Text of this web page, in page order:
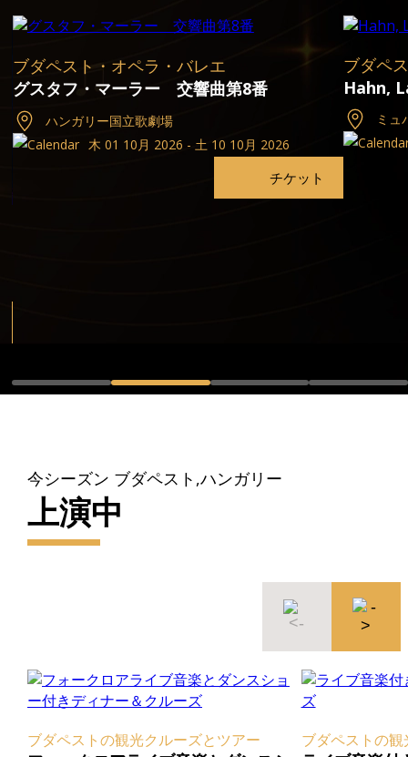
ブダペスト・オペラ・バレエ
グスタフ・マーラー 交響曲第8番
ハンガリー国立歌劇場
木 01 10月 2026 - 土 10 10月 2026
チケット
ブダペ
Hahn,
ミュ
今シーズン ブダペスト,ハンガリー
上演中
ブダペストの観光クルーズとツアー ブダペストの